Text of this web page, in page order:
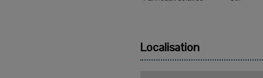
Localisation